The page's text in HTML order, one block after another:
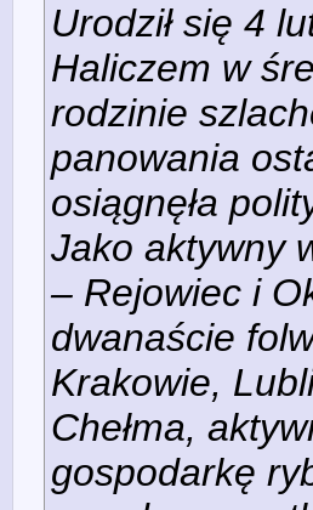
Urodził się 4
Haliczem w
rodzinie
panowania
osiągnęła
Jako aktywny
– Rejowiec i
dwanaście
Krakowie,
Chełma,
gospodarkę